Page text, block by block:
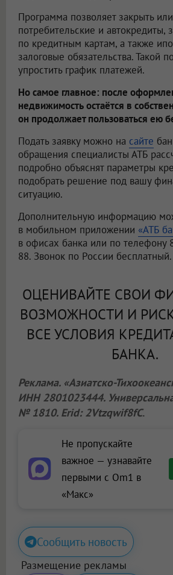
Программа позволяет закрыть
потребительские и автокредиты,
по кредитным картам, а также
залоговые обязательства. Такой
упростить график платежей.
Но самое главное: после
недвижимость остаётся в
он продолжает пользоваться ею
Подать заявку можно на сайте
обращения специалисты АТБ
подробно объяснят параметры
подобрать решение под вашу
ситуацию.
Дополнительную информацию
в мобильном приложении «АТБ
в офисах банка или по
88. Звонок по России бесплатный.
ОЦЕНИВАЙТЕ СВОИ
ВОЗМОЖНОСТИ И
ВСЕ УСЛОВИЯ
БАНКА.
Реклама. «Азиатско-
ИНН 2801023444.
№ 1810. Erid: 2Vtzqwif8fC.
Не пропускайте
важное — узнавайте
первыми с Om1 в
«Макс»
Сообщить новость
Размещение рекламы